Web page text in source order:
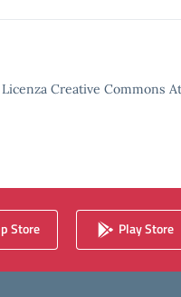
Creative Commons
Store Play Store